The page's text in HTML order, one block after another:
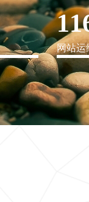
全、更
网站运